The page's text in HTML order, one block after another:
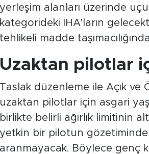
yerleşim alanları üzerinde
kategorideki İHA'ların
tehlikeli madde
Uzaktan pilotlar
Taslak düzenleme ile Açık
uzaktan pilotlar için asgari yaş
birlikte belirli ağırlık limitinin
yetkin bir pilotun gözetiminde
aranmayacak. Böylece genç